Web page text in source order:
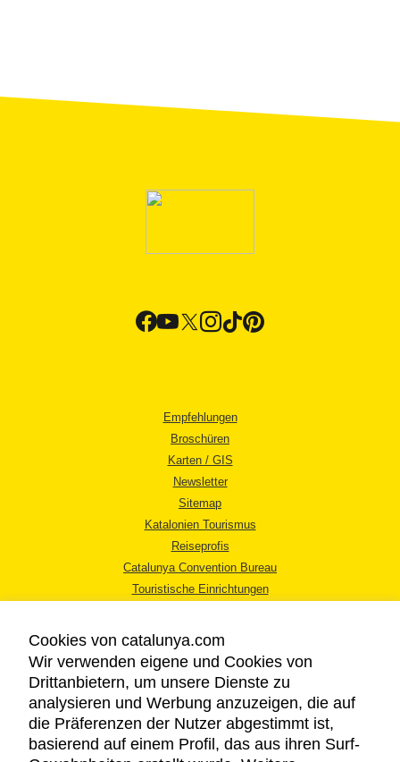
Empfehlungen
Broschüren
Karten / GIS
Newsletter
Sitemap
Katalonien Tourismus
Reiseprofis
Catalunya Convention Bureau
Touristische Einrichtungen
RECHTLICHER HINWEIS
DATENSCHUTZICHTLINIE
Cookies von catalunya.com
Wir verwenden eigene und Cookies von
Drittanbietern, um unsere Dienste zu
analysieren und Werbung anzuzeigen, die auf
die Präferenzen der Nutzer abgestimmt ist,
basierend auf einem Profil, das aus ihren Surf-